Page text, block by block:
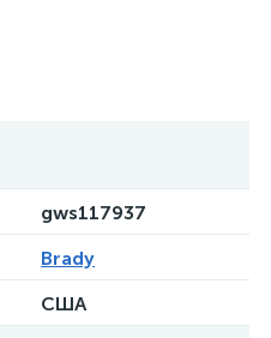
gws117937
Brady
США